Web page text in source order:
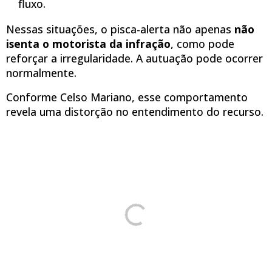
fluxo.
Nessas situações, o pisca-alerta não apenas não
isenta o motorista da infração, como pode
reforçar a irregularidade. A autuação pode ocorrer
normalmente.
Conforme Celso Mariano, esse comportamento
revela uma distorção no entendimento do recurso.